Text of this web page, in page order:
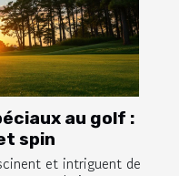
au golf :
spin
et intriguent de